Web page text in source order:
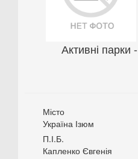
Активні
Місто
Україна Ізюм
П.І.Б.
Капленко Євгенія